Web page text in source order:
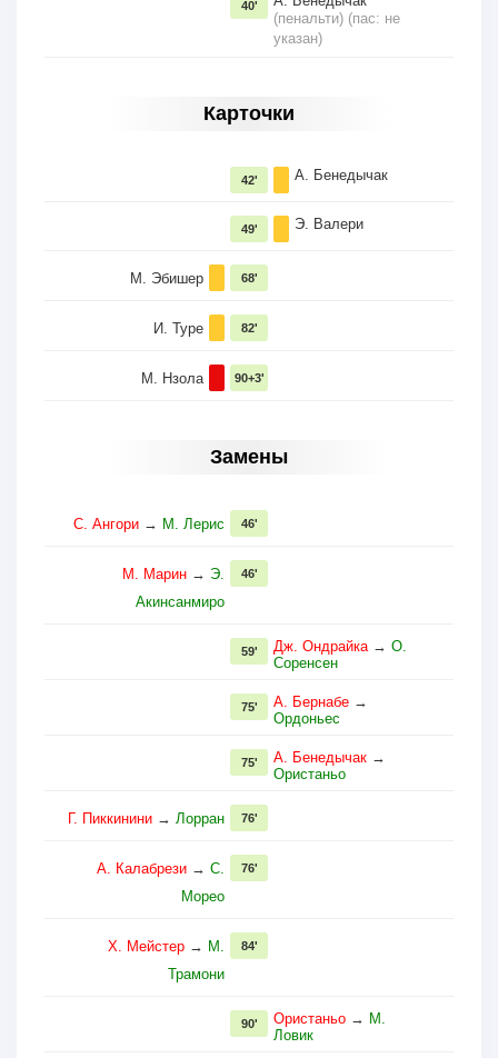
(пенальти) (пас: не
указан)
40'
Карточки
А. Бенедычак
42'
Э. Валери
49'
М. Эбишер 68'
И. Туре 82'
М. Нзола 90+3'
Замены
С. Ангори → М. Лерис 46'
М. Марин → Э.
Акинсанмиро
46'
Дж. Ондрайка→ О.
Соренсен
59'
А. Бернабе →
Ордоньес
75'
А. Бенедычак →
Ористаньо
75'
Г. Пиккинини → Лорран 76'
А. Калабрези → С.
Морео
76'
Х. Мейстер → М.
Трамони
84'
Ористаньо → М.
Ловик
90'